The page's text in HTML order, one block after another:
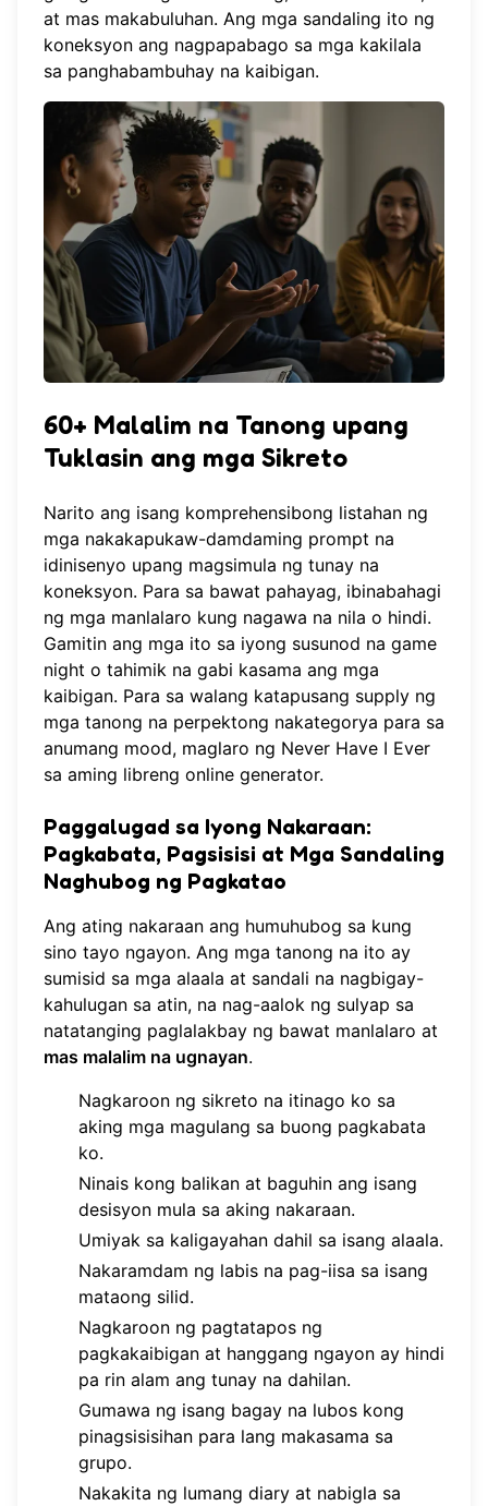
at mas makabuluhan. Ang mga sandaling ito ng
koneksyon ang nagpapabago sa mga kakilala
sa panghabambuhay na kaibigan.
60+ Malalim na Tanong upang
Tuklasin ang mga Sikreto
Narito ang isang komprehensibong listahan ng
mga nakakapukaw-damdaming prompt na
idinisenyo upang magsimula ng tunay na
koneksyon. Para sa bawat pahayag, ibinabahagi
ng mga manlalaro kung nagawa na nila o hindi.
Gamitin ang mga ito sa iyong susunod na game
night o tahimik na gabi kasama ang mga
kaibigan. Para sa walang katapusang supply ng
mga tanong na perpektong nakategorya para sa
anumang mood, maglaro ng Never Have I Ever
sa aming libreng online generator.
Paggalugad sa Iyong Nakaraan:
Pagkabata, Pagsisisi at Mga Sandaling
Naghubog ng Pagkatao
Ang ating nakaraan ang humuhubog sa kung
sino tayo ngayon. Ang mga tanong na ito ay
sumisid sa mga alaala at sandali na nagbigay-
kahulugan sa atin, na nag-aalok ng sulyap sa
natatanging paglalakbay ng bawat manlalaro at
mas malalim na ugnayan.
Nagkaroon ng sikreto na itinago ko sa
aking mga magulang sa buong pagkabata
ko.
Ninais kong balikan at baguhin ang isang
desisyon mula sa aking nakaraan.
Umiyak sa kaligayahan dahil sa isang alaala.
Nakaramdam ng labis na pag-iisa sa isang
mataong silid.
Nagkaroon ng pagtatapos ng
pagkakaibigan at hanggang ngayon ay hindi
pa rin alam ang tunay na dahilan.
Gumawa ng isang bagay na lubos kong
pinagsisisihan para lang makasama sa
grupo.
Nakakita ng lumang diary at nabigla sa